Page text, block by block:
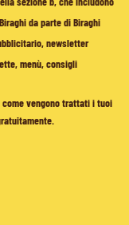
da parte di Biraghi
newsletter
menù, consigli
vengono trattati i tuoi